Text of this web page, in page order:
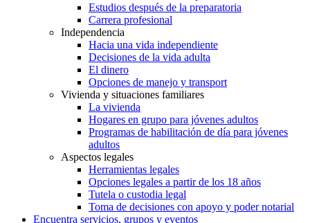
Estudios después de la preparatoria
Carrera profesional
Independencia
Hacia una vida independiente
Decisiones de la vida adulta
El dinero
Opciones de manejo y transport
Vivienda y situaciones familiares
La vivienda
Hogares en grupo para jóvenes adultos
Programas de habilitación de día para jóvenes
adultos
Aspectos legales
Herramientas legales
Opciones legales a partir de los 18 años
Tutela o custodia legal
Toma de decisiones con apoyo y poder notarial
Encuentra servicios, grupos y eventos